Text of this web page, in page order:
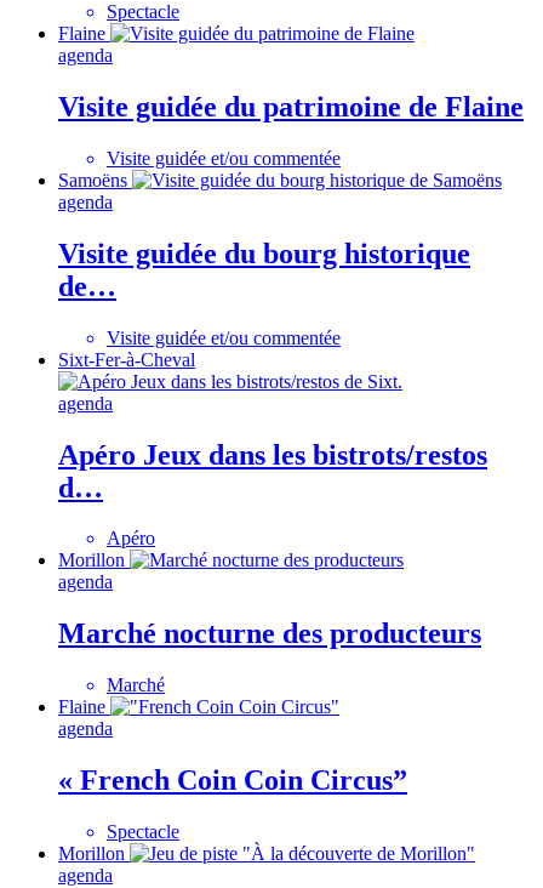
Spectacle
Flaine
agenda
Visite guidée du patrimoine de Flaine
Visite guidée et/ou commentée
Samoëns
agenda
Visite guidée du bourg historique
de…
Visite guidée et/ou commentée
Sixt-Fer-à-Cheval
agenda
Apéro Jeux dans les bistrots/restos
d…
Apéro
Morillon
agenda
Marché nocturne des producteurs
Marché
Flaine
agenda
« French Coin Coin Circus”
Spectacle
Morillon
agenda